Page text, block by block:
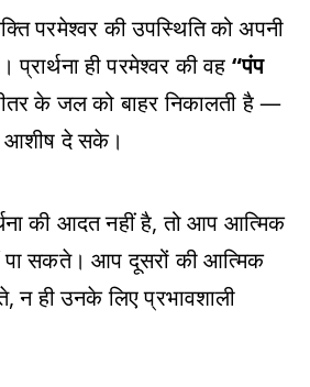
परमेश्वर की उपस्थिति को अपनी
ही परमेश्वर की वह “पंप
के जल को बाहर निकालती है —
आशीष दे सके।
की आदत नहीं है, तो आप आत्मिक
पा सकते। आप दूसरों की आत्मिक
न ही उनके लिए प्रभावशाली